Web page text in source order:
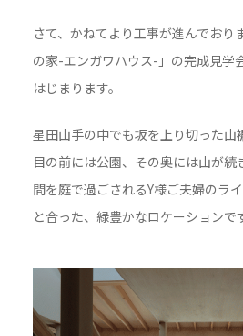
さて、かねてより工事が進んでおり
の家-エンガワハウス-」の完成見学
はじまります。
星田山手の中でも坂を上り切った山
目の前には公園、その奥には山が続
間を庭で過ごされるY様ご夫婦のラ
と合った、緑豊かなロケーションで